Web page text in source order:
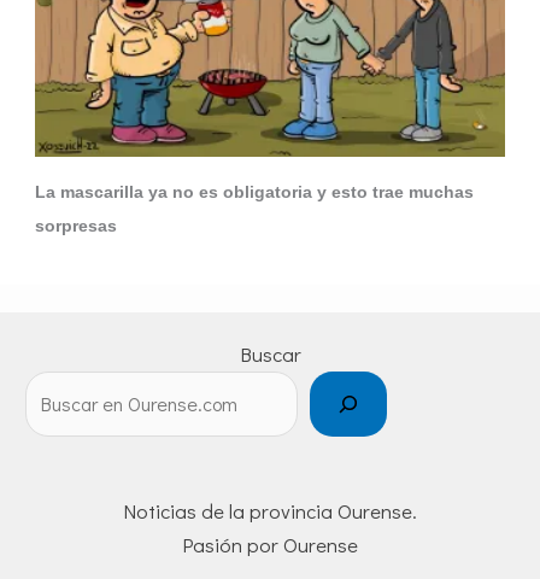
La mascarilla ya no es obligatoria y esto trae muchas
sorpresas
Buscar
Noticias de la provincia Ourense.
Pasión por Ourense